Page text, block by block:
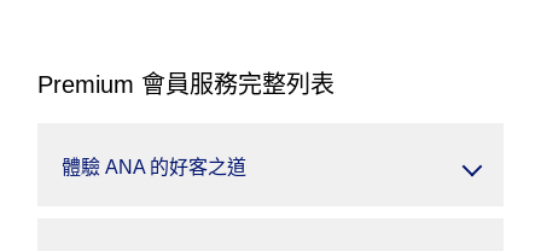
Premium 會員服務完整列表
體驗 ANA 的好客之道